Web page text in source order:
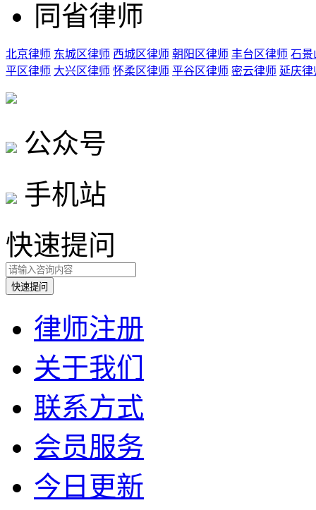
同省律师
北京律师 东城区律师 西城区律师 朝阳区律师 丰台区律师 石景
平区律师 大兴区律师 怀柔区律师 平谷区律师 密云律师 延庆律
公众号
手机站
快速提问
律师注册
关于我们
联系方式
会员服务
今日更新